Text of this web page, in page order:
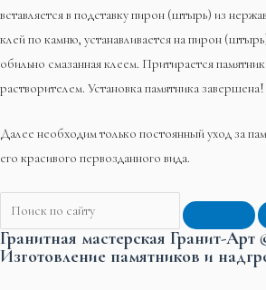
вставляется в подставку пирон (штырь) из
клей по камню, устанавливается на пирон
обильно смазанная клеем. Притирается
растворителем. Установка памятника завершена!
Далее необходим только постоянный уход за
его красивого первозданного вида.
Гранитная мастерская Гранит-Арт
Изготовление памятников и